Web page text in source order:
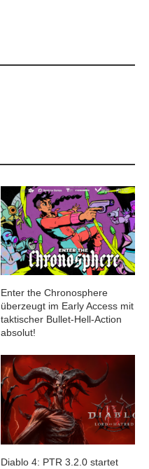
Enter the Chronosphere
überzeugt im Early Access mit
taktischer Bullet-Hell-Action
absolut!
Diablo 4: PTR 3.2.0 startet